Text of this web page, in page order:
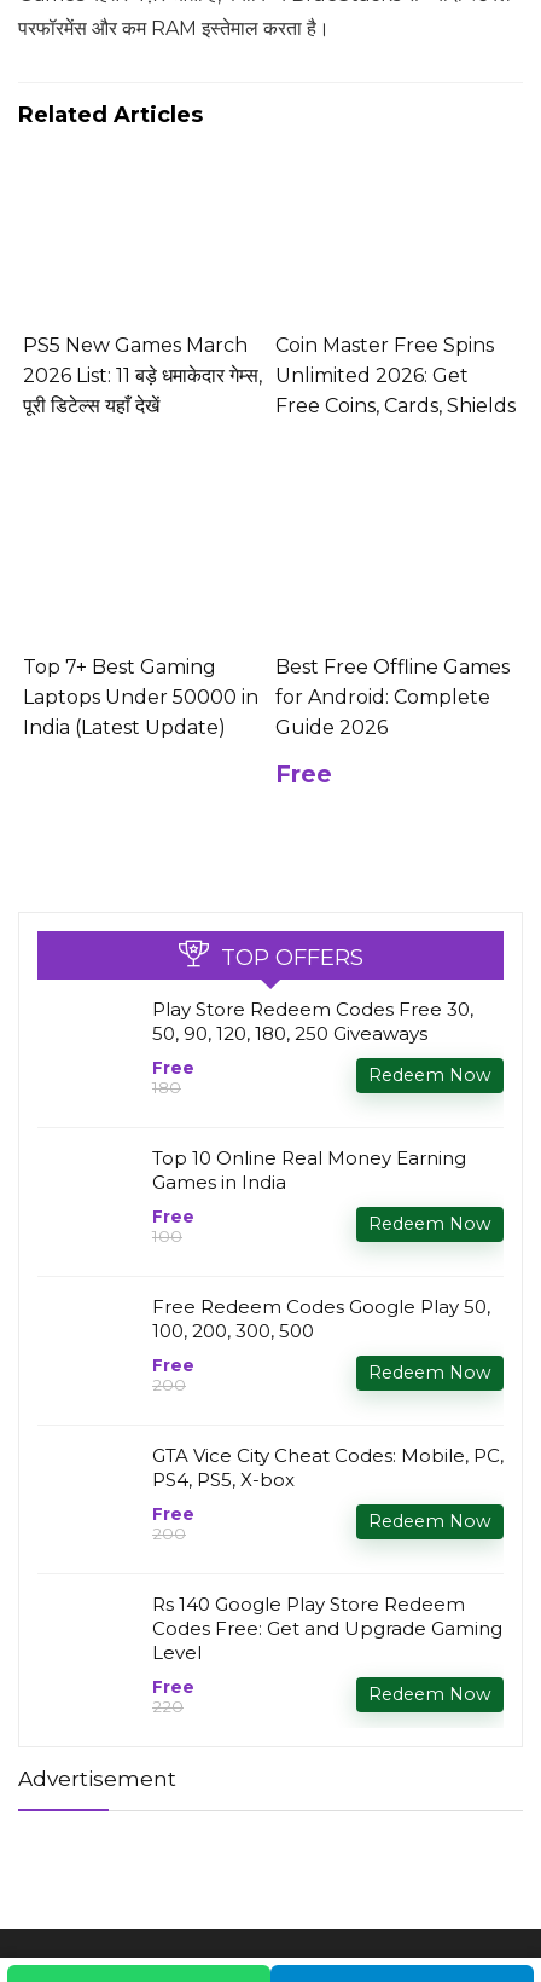
परफॉरमेंस और कम RAM इस्तेमाल करता है।
Related Articles
PS5 New Games March
2026 List: 11 बड़े धमाकेदार गेम्स,
पूरी डिटेल्स यहाँ देखें
Coin Master Free Spins
Unlimited 2026: Get
Free Coins, Cards, Shields
Top 7+ Best Gaming
Laptops Under 50000 in
India (Latest Update)
Best Free Offline Games
for Android: Complete
Guide 2026
Free
TOP OFFERS
Play Store Redeem Codes Free ₹30,
50, 90, 120, 180, 250 Giveaways
Free
₹180
Redeem Now
Top 10 Online Real Money Earning
Games in India
Free
₹100
Redeem Now
Free Redeem Codes Google Play ₹50,
100, 200, 300, 500
Free
₹200
Redeem Now
GTA Vice City Cheat Codes: Mobile, PC,
PS4, PS5, X-box
Free
₹200
Redeem Now
Rs 140 Google Play Store Redeem
Codes Free: Get and Upgrade Gaming
Level
Free
₹220
Redeem Now
Advertisement
Copyright © 2025 - Redeem Codes